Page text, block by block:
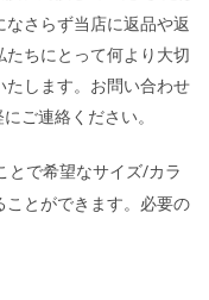
さらず当店に返品や返
ちにとって何より大切
します。お問い合わせ
ご連絡ください。
とで希望なサイズ/カラ
とができます。必要の